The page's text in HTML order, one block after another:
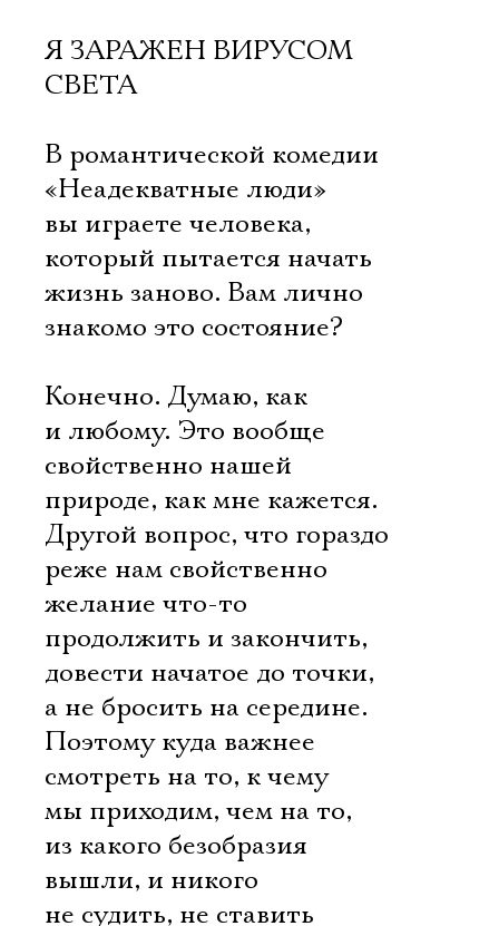
Я ЗАРАЖЕН ВИРУСОМ
СВЕТА
В романтической комедии
«Неадекватные люди»
вы играете человека,
который пытается начать
жизнь заново. Вам лично
знакомо это состояние?
Конечно. Думаю, как
и любому. Это вообще
свойственно нашей
природе, как мне кажется.
Другой вопрос, что гораздо
реже нам свойственно
желание что-то
продолжить и закончить,
довести начатое до точки,
а не бросить на середине.
Поэтому куда важнее
смотреть на то, к чему
мы приходим, чем на то,
из какого безобразия
вышли, и никого
не судить, не ставить
Электропочта